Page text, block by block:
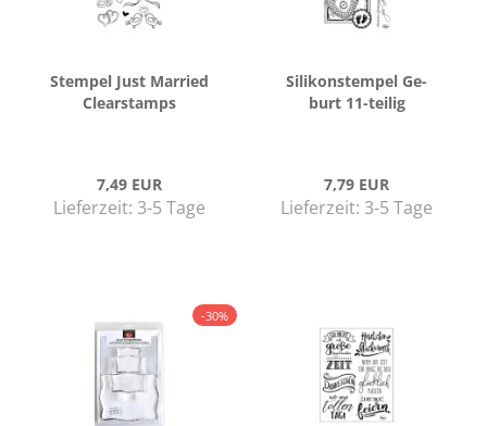
Stem­pel Just Mar­ried
Cle­ar­stamps
7,49 EUR
Lieferzeit: 3-5 Tage
Si­li­kon­stem­pel Ge­
burt 11-​tei­lig
7,79 EUR
Lieferzeit: 3-5 Tage
-30%